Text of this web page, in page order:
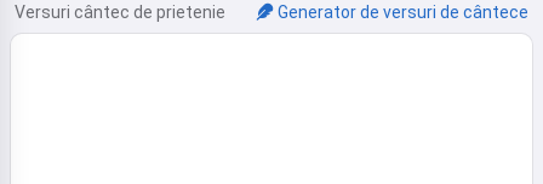
Versuri cântec de prietenie Generator de versuri de cântece